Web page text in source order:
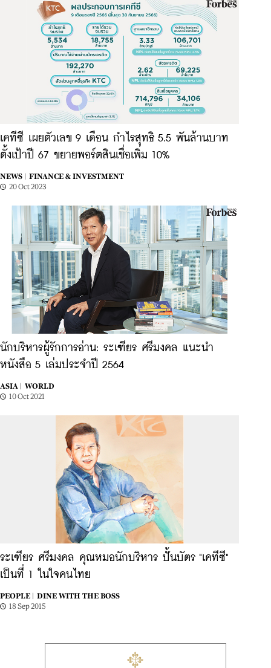
เคทีซี เผยตัวเลข 9 เดือน กำไรสุทธิ 5.5 พันล้านบาท
ตั้งเป้าปี 67 ขยายพอร์ตสินเชื่อเพิ่ม 10%
NEWS |
FINANCE & INVESTMENT
20 Oct 2023
นักบริหารผู้รักการอ่าน: ระเฑียร ศรีมงคล แนะนำ
หนังสือ 5 เล่มประจำปี 2564
ASIA |
WORLD
10 Oct 2021
ระเฑียร ศรีมงคล คุณหมอนักบริหาร ปั้นบัตร "เคทีซี"
เป็นที่ 1 ในใจคนไทย
PEOPLE |
DINE WITH THE BOSS
18 Sep 2015